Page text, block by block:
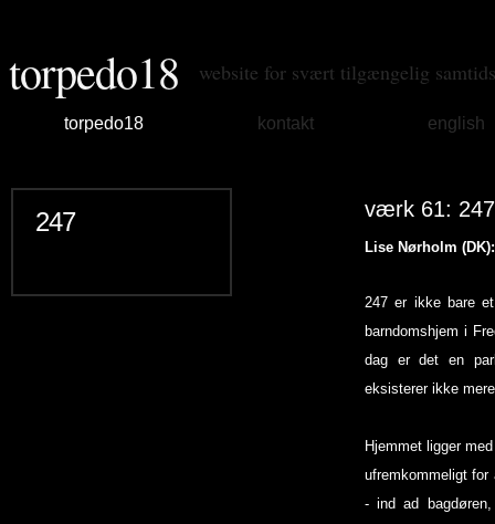
torpedo18 website for svært tilgængelig
torpedo18 kontakt english
247 værk 61: 247
Lise Nørholm (DK):
247 er ikke bare
barndomshjem i
dag er det en
eksisterer ikke
Hjemmet ligger
ufremkommeligt for
- ind ad